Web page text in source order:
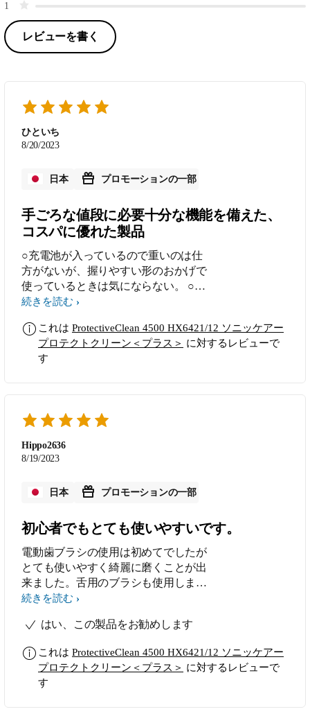
1
レビューを書く
ひといち
8/20/2023
日本 プロモーションの一部
手ごろな値段に必要十分な機能を備えた、
コスパに優れた製品
○充電池が入っているので重いのは仕
方がないが、握りやすい形のおかげで
使っているときは気にならない。 ○デ
ザインはシンプルで高級感や特長はな
ドと充電状況のランプがつくのはわか
りやすい。 ○強さは変えられないが、
ちょうどよい強さだと感じた。 ○手磨
も違いの説明がない。 ×ブラシが２種
されているが、マニュアルに記号が書
シか想像するしかない。
続きを読む
これは ProtectiveClean 4500 HX6421/12 ソニッケアー
プロテクトクリーン＜プラス＞ に対するレビューで
す
Hippo2636
8/19/2023
日本 プロモーションの一部
初心者でもとても使いやすいです。
電動歯ブラシの使用は初めてでしたが
とても使いやすく綺麗に磨くことが出
来ました。舌用のブラシも使用しまし
たが短時間で綺麗になり心地よく使用
続きを読む
はい、この製品をお勧めします
これは ProtectiveClean 4500 HX6421/12 ソニッケアー
プロテクトクリーン＜プラス＞ に対するレビューで
す